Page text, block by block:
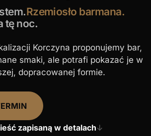
Rzemiosło barmana.
tę noc.
Korczyna proponujemy bar,
smaki, ale potrafi pokazać je w
dopracowanej formie.
zapisaną w detalach↓